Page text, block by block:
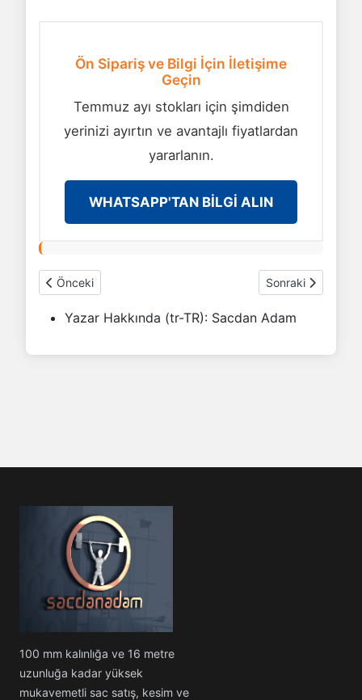
Ön Sipariş ve Bilgi İçin İletişime
Geçin
Temmuz ayı stokları için şimdiden
yerinizi ayırtın ve avantajlı fiyatlardan
yararlanın.
WHATSAPP'TAN BİLGİ ALIN
Önceki makale: 90° Bükümde Uzama Tablosu
Önceki Sonraki makale:
Sonraki
Yazar Hakkında (tr-TR): Sacdan Adam
100 mm kalınlığa ve 16 metre
uzunluğa kadar yüksek
mukavemetli sac satış, kesim ve